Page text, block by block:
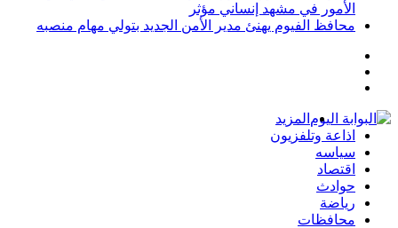
الأمور في مشهد إنساني مؤثر
محافظ الفيوم يهنئ مدير الأمن الجديد بتولي مهام منصبه
المزيد
اذاعة وتلفزيون
سياسه
اقتصاد
حوادث
رياضة
محافظات